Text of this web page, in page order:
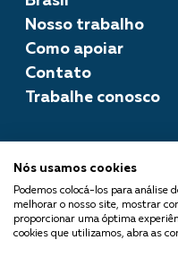
Nosso trabalho
Como apoiar
Contato
Trabalhe conosco
imprensa@fundobrasil.org.br
O Fundo Brasil integra a
Comuá - Filantropia que
Nós usamos cookies
Podemos colocá-los para análise
melhorar o nosso site, mostrar
proporcionar uma óptima
cookies que utilizamos, abra as